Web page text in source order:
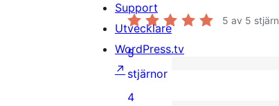
5 av 5
3
5-
5
stjärnor
4
Support
Utvecklare
WordPress.tv
↗